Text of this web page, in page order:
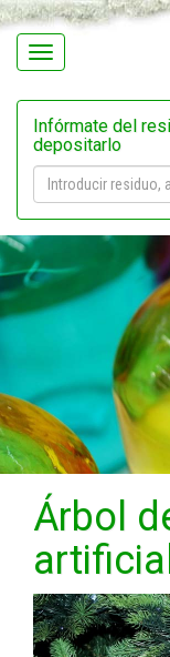
Navegación
Infórmate del
depositarlo
Árbol
artificial